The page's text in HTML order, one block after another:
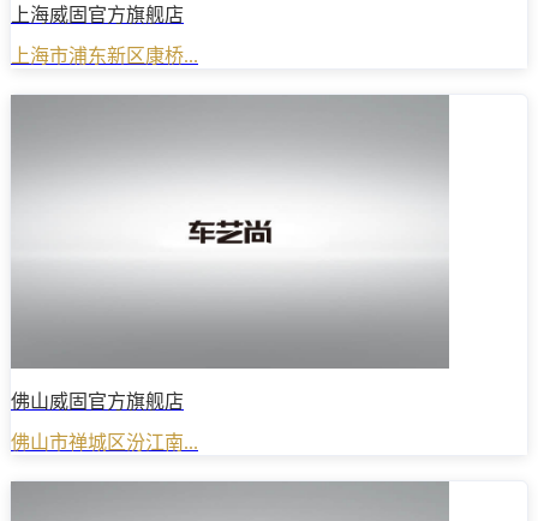
上海威固官方旗舰店
上海市浦东新区康桥...
佛山威固官方旗舰店
佛山市禅城区汾江南...